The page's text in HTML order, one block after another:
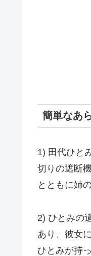
簡単なあ
1) 田代ひと
切りの遮断
とともに姉
2) ひとみの
あり、彼女
ひとみが持